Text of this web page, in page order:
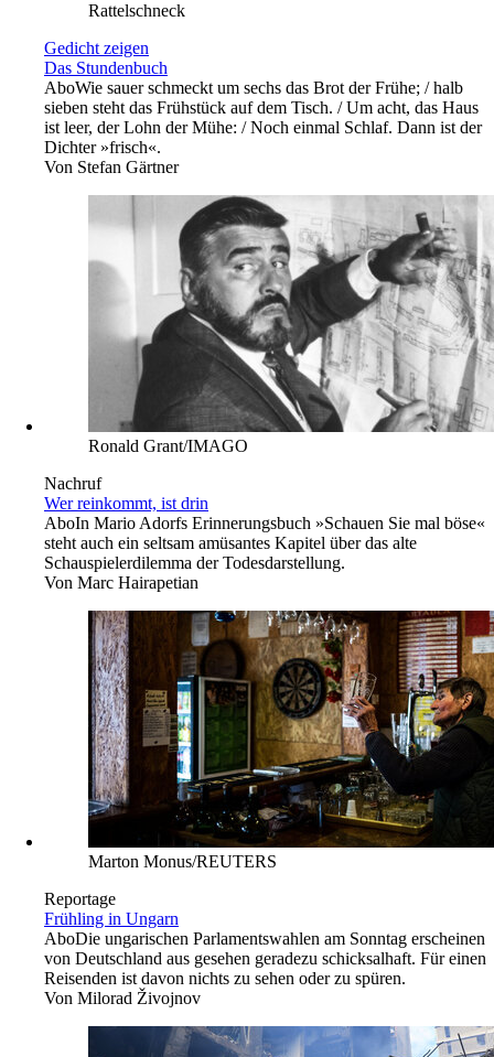
Rattelschneck
Gedicht zeigen
Das Stundenbuch
AboWie sauer schmeckt um sechs das Brot der Frühe; / halb
sieben steht das Frühstück auf dem Tisch. / Um acht, das Haus
ist leer, der Lohn der Mühe: / Noch einmal Schlaf. Dann ist der
Dichter »frisch«.
Von Stefan Gärtner
Ronald Grant/IMAGO
Nachruf
Wer reinkommt, ist drin
AboIn Mario Adorfs Erinnerungsbuch »Schauen Sie mal böse«
steht auch ein seltsam amüsantes Kapitel über das alte
Schauspielerdilemma der Todesdarstellung.
Von Marc Hairapetian
Marton Monus/REUTERS
Reportage
Frühling in Ungarn
AboDie ungarischen Parlamentswahlen am Sonntag erscheinen
von Deutschland aus gesehen geradezu schicksalhaft. Für einen
Reisenden ist davon nichts zu sehen oder zu spüren.
Von Milorad Živojnov